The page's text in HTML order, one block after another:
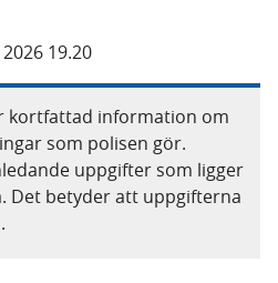
19.20
kortfattad information om
som polisen gör.
uppgifter som ligger
Det betyder att uppgifterna